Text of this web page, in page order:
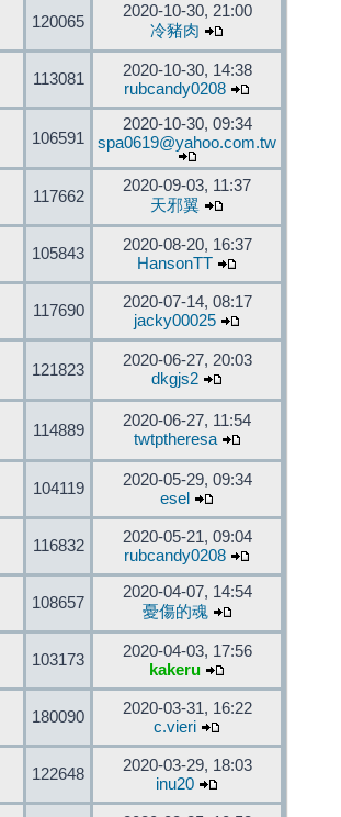
120065
2020-10-30, 21:00
冷豬肉
113081
2020-10-30, 14:38
rubcandy0208
106591
2020-10-30, 09:34
spa0619@yahoo.com.tw
117662
2020-09-03, 11:37
天邪翼
105843
2020-08-20, 16:37
HansonTT
117690
2020-07-14, 08:17
jacky00025
121823
2020-06-27, 20:03
dkgjs2
114889
2020-06-27, 11:54
twtptheresa
104119
2020-05-29, 09:34
esel
116832
2020-05-21, 09:04
rubcandy0208
108657
2020-04-07, 14:54
憂傷的魂
103173
2020-04-03, 17:56
kakeru
180090
2020-03-31, 16:22
c.vieri
122648
2020-03-29, 18:03
inu20